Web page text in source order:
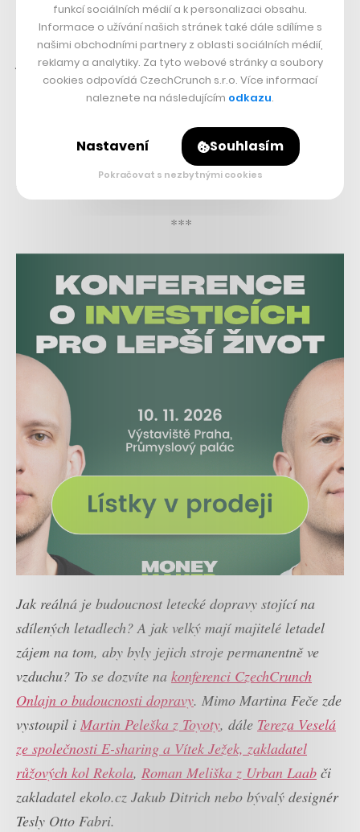
objevovat i poptávky od většího počtu cestujících, kteří
se chtějí společně dostat třeba na fotbalový zápas, čímž
jde cena letenky opět dolů. I takovým požadavkům je
Charter Advisory schopno vyhovět, jelikož má ve své
nabídce jak menší private jety o kapacitě čtyř až šesti
cestujících, tak i klasické přepravní letouny s kapacitou
300 lidí, a dokonce není problém ani pronájem obřího
Airbusu A380.
***
Jak reálná je budoucnost letecké dopravy stojící na
sdílených letadlech? A jak velký mají majitelé letadel
zájem na tom, aby byly jejich stroje permanentně ve
vzduchu? To se dozvíte na konferenci CzechCrunch
Onlajn o budoucnosti dopravy. Mimo Martina Feče zde
vystoupil i Martin Peleška z Toyoty, dále Tereza Veselá
ze společnosti E-sharing a Vítek Ježek, zakladatel
růžových kol Rekola, Roman Meliška z Urban Laab či
zakladatel ekolo.cz Jakub Ditrich nebo bývalý designér
Tesly Otto Fabri.
funkcí sociálních médií a k personalizaci obsahu.
Informace o užívání našich stránek také dále sdílíme s
našimi obchodními partnery z oblasti sociálních médií,
reklamy a analytiky. Za tyto webové stránky a soubory
cookies odpovídá CzechCrunch s.r.o. Více informací
naleznete na následujícím odkazu.
Nastavení Souhlasím
Pokračovat s nezbytnými cookies